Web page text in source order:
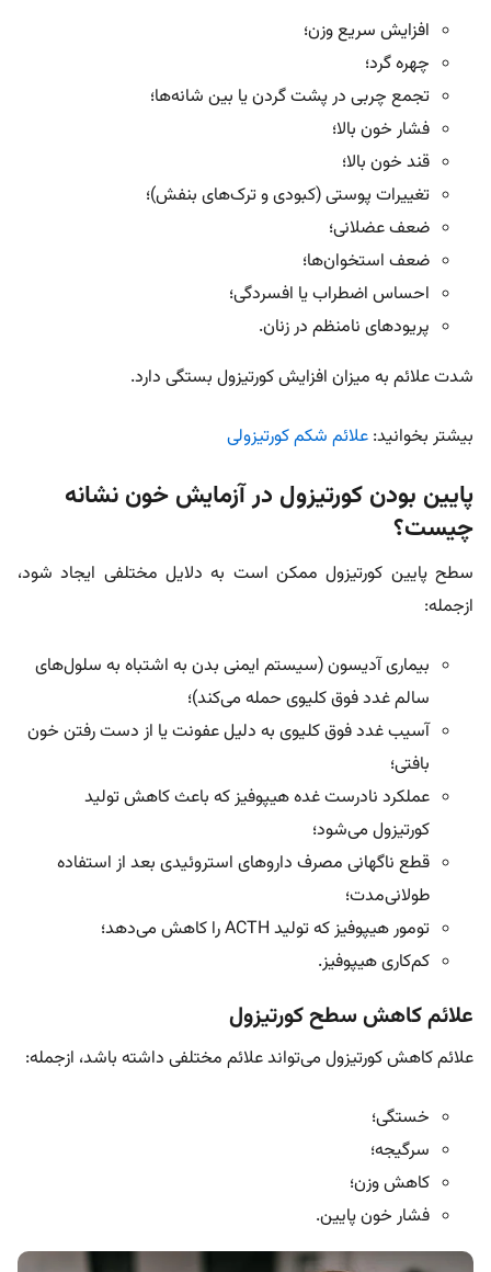
افزایش سریع وزن؛
چهره گرد؛
تجمع چربی در پشت گردن یا بین شانه‌ها؛
فشار خون بالا؛
قند خون بالا؛
تغییرات پوستی (کبودی و ترک‌های بنفش)؛
ضعف عضلانی؛
ضعف استخوان‌ها؛
احساس اضطراب یا افسردگی؛
پریودهای نامنظم در زنان.
شدت علائم به میزان افزایش کورتیزول بستگی دارد.
بیشتر بخوانید: علائم شکم کورتیزولی
پایین بودن کورتیزول در آزمایش خون نشانه
چیست؟
سطح پایین کورتیزول ممکن است به دلایل مختلفی ایجاد شود،
ازجمله:
بیماری آدیسون (سیستم ایمنی بدن به اشتباه به سلول‌های
سالم غدد فوق کلیوی حمله می‌کند)؛
آسیب غدد فوق کلیوی به دلیل عفونت یا از دست رفتن خون
بافتی؛
عملکرد نادرست غده هیپوفیز که باعث کاهش تولید
کورتیزول می‌شود؛
قطع ناگهانی مصرف داروهای استروئیدی بعد از استفاده
طولانی‌مدت؛
تومور هیپوفیز که تولید ACTH را کاهش می‌دهد؛
کم‌کاری هیپوفیز.
علائم کاهش سطح کورتیزول
علائم کاهش کورتیزول می‌تواند علائم مختلفی داشته باشد، ازجمله:
خستگی؛
سرگیجه؛
کاهش وزن؛
فشار خون پایین.